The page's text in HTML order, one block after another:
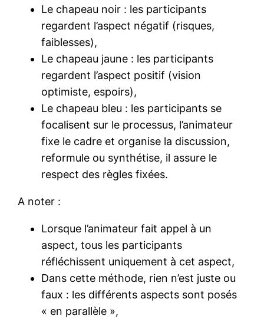
Le chapeau noir : les participants
regardent l’aspect négatif (risques,
faiblesses),
Le chapeau jaune : les participants
regardent l’aspect positif (vision
optimiste, espoirs),
Le chapeau bleu : les participants se
focalisent sur le processus, l’animateur
fixe le cadre et organise la discussion,
reformule ou synthétise, il assure le
respect des règles fixées.
A noter :
Lorsque l’animateur fait appel à un
aspect, tous les participants
réfléchissent uniquement à cet aspect,
Dans cette méthode, rien n’est juste ou
faux : les différents aspects sont posés
« en parallèle »,